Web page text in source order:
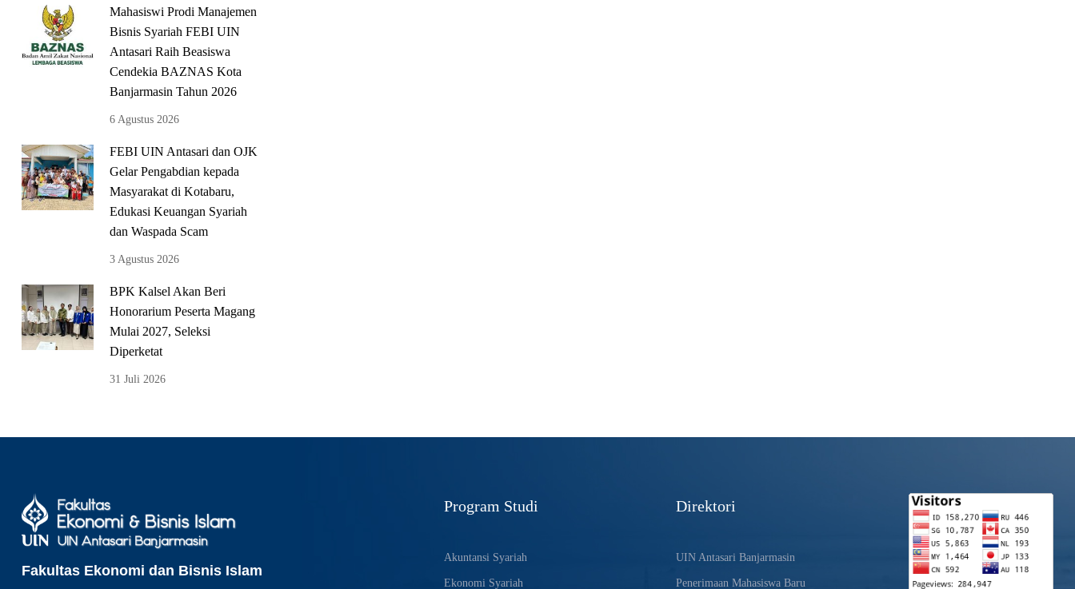
Mahasiswi Prodi Manajemen
Bisnis Syariah FEBI UIN
Antasari Raih Beasiswa
Cendekia BAZNAS Kota
Banjarmasin Tahun 2026
6 Agustus 2026
FEBI UIN Antasari dan OJK
Gelar Pengabdian kepada
Masyarakat di Kotabaru,
Edukasi Keuangan Syariah
dan Waspada Scam
3 Agustus 2026
BPK Kalsel Akan Beri
Honorarium Peserta Magang
Mulai 2027, Seleksi
Diperketat
31 Juli 2026
Fakultas Ekonomi dan Bisnis Islam
Program Studi
Akuntansi Syariah
Ekonomi Syariah
Direktori
UIN Antasari Banjarmasin
Penerimaan Mahasiswa Baru